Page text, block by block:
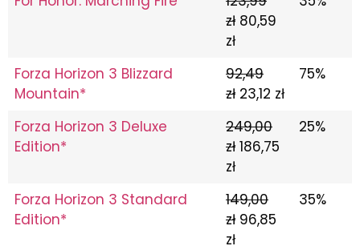
zł 80,59
zł
Forza Horizon 3 Blizzard
Mountain*
92,49
zł 23,12 zł
75%
Forza Horizon 3 Deluxe
Edition*
249,00
zł 186,75
zł
25%
Forza Horizon 3 Standard
Edition*
149,00
zł 96,85
zł
35%